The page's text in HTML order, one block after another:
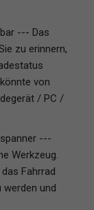
--- Das
zu erinnern,
von
/ PC /
---
Werkzeug.
Fahrrad
und